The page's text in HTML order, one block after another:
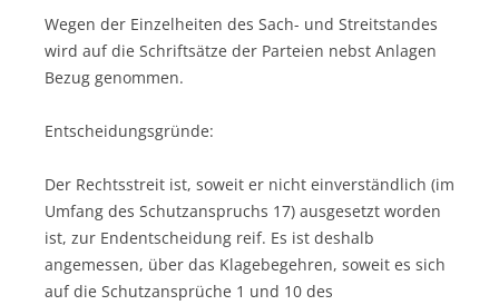
Wegen der Einzelheiten des Sach- und Streitstandes
wird auf die Schriftsätze der Parteien nebst Anlagen
Bezug genommen.
Entscheidungsgründe:
Der Rechtsstreit ist, soweit er nicht einverständlich (im
Umfang des Schutzanspruchs 17) ausgesetzt worden
ist, zur Endentscheidung reif. Es ist deshalb
angemessen, über das Klagebegehren, soweit es sich
auf die Schutzansprüche 1 und 10 des